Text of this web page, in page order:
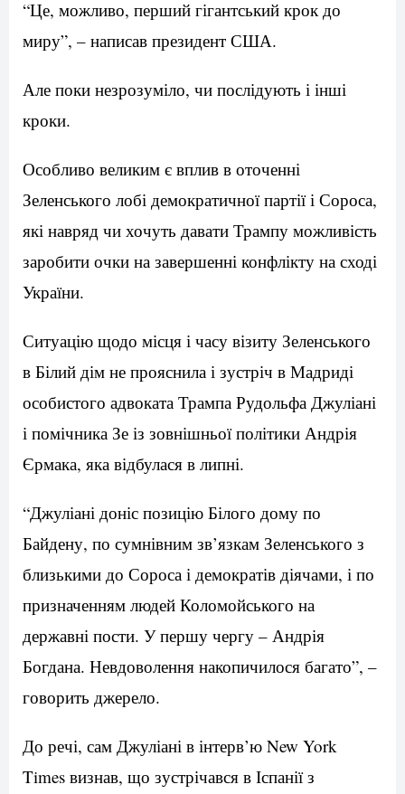
“Це, можливо, перший гігантський крок до
миру”, – написав президент США.
Але поки незрозуміло, чи послідують і інші
кроки.
Особливо великим є вплив в оточенні
Зеленського лобі демократичної партії і Сороса,
які навряд чи хочуть давати Трампу можливість
заробити очки на завершенні конфлікту на сході
України.
Ситуацію щодо місця і часу візиту Зеленського
в Білий дім не прояснила і зустріч в Мадриді
особистого адвоката Трампа Рудольфа Джуліані
і помічника Зе із зовнішньої політики Андрія
Єрмака, яка відбулася в липні.
“Джуліані доніс позицію Білого дому по
Байдену, по сумнівним зв’язкам Зеленського з
близькими до Сороса і демократів діячами, і по
призначенням людей Коломойського на
державні пости. У першу чергу – Андрія
Богдана. Невдоволення накопичилося багато”, –
говорить джерело.
До речі, сам Джуліані в інтерв’ю New York
Times визнав, що зустрічався в Іспанії з